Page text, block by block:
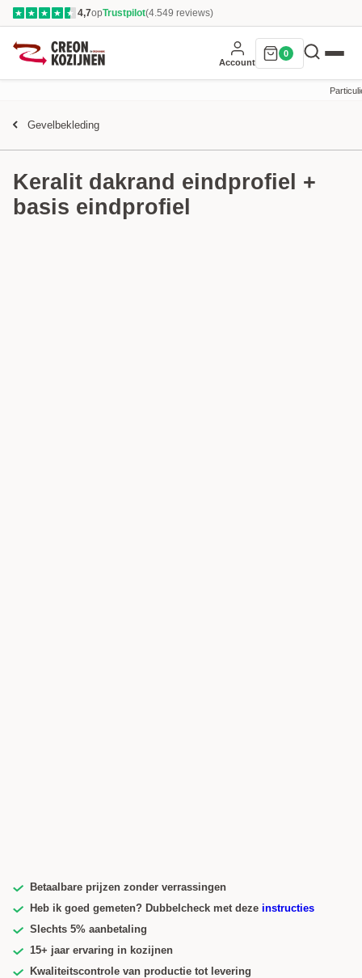
★ ★ ★ ★ ★ 4,7opTrustpilot(4.549 reviews)
Account
0
Gevelbekleding
Keralit dakrand eindprofiel +
basis eindprofiel
Betaalbare prijzen zonder verrassingen
Heb ik goed gemeten? Dubbelcheck met deze instructies
Slechts 5% aanbetaling
15+ jaar ervaring in kozijnen
Kwaliteitscontrole van productie tot levering